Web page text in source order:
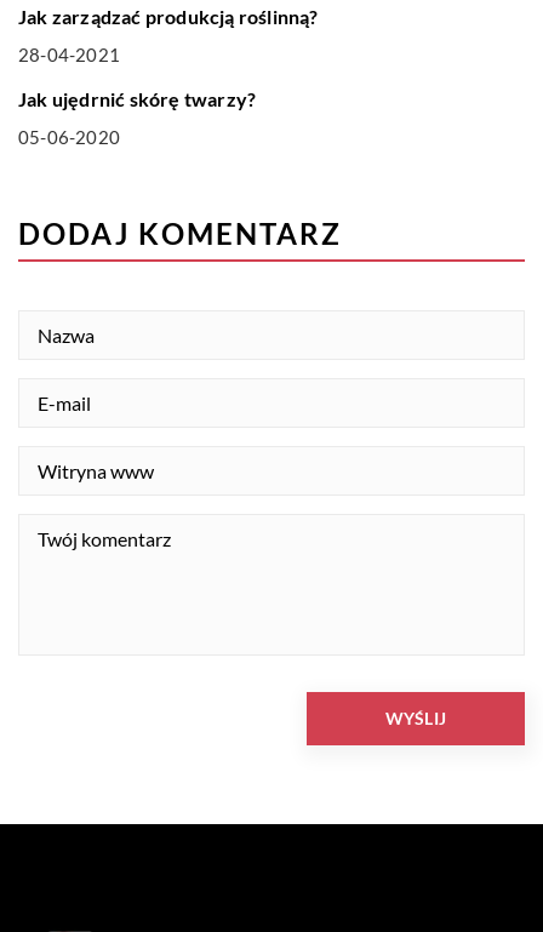
Jak zarządzać produkcją roślinną?
28-04-2021
LIFE & STYLE
Jak ujędrnić skórę twarzy?
05-06-2020
DODAJ KOMENTARZ